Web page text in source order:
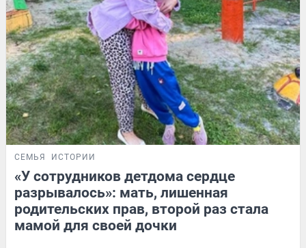
СЕМЬЯ ИСТОРИИ
«У сотрудников детдома сердце
разрывалось»: мать, лишенная
родительских прав, второй раз стала
мамой для своей дочки